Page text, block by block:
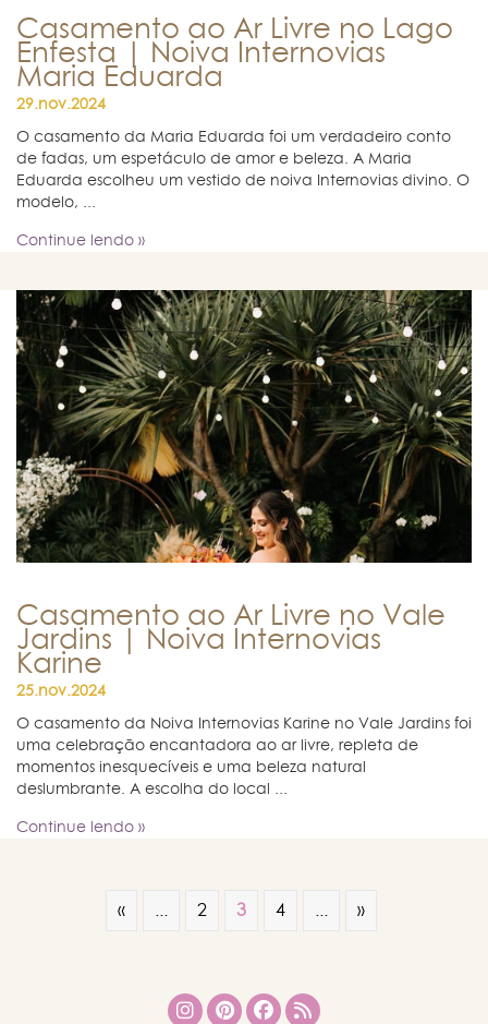
Casamento ao Ar Livre no Lago
Enfesta | Noiva Internovias
Maria Eduarda
29.nov.2024
O casamento da Maria Eduarda foi um verdadeiro conto
de fadas, um espetáculo de amor e beleza. A Maria
Eduarda escolheu um vestido de noiva Internovias divino. O
modelo, ...
Continue lendo »
Casamento ao Ar Livre no Vale
Jardins | Noiva Internovias
Karine
25.nov.2024
O casamento da Noiva Internovias Karine no Vale Jardins foi
uma celebração encantadora ao ar livre, repleta de
momentos inesquecíveis e uma beleza natural
deslumbrante. A escolha do local ...
Continue lendo »
« 2 3 4 »